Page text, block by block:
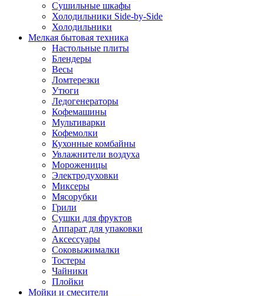
Сушильные шкафы
Холодильники Side-by-Side
Холодильники
Мелкая бытовая техника
Настольные плиты
Блендеры
Весы
Ломтерезки
Утюги
Ледогенераторы
Кофемашины
Мультиварки
Кофемолки
Кухонные комбайны
Увлажнители воздуха
Мороженицы
Электродуховки
Миксеры
Мясорубки
Грили
Сушки для фруктов
Аппарат для упаковки
Аксессуары
Соковыжималки
Тостеры
Чайники
Плойки
Мойки и смесители